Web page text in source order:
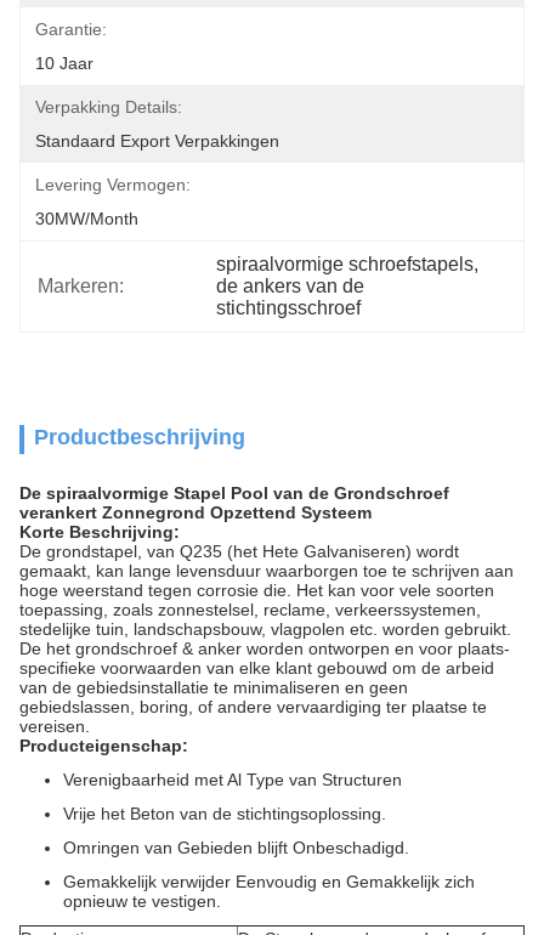
Garantie:
10 Jaar
Verpakking Details:
Standaard Export Verpakkingen
Levering Vermogen:
30MW/month
Markeren:
spiraalvormige schroefstapels,
de ankers van de
stichtingsschroef
Productbeschrijving
De spiraalvormige Stapel Pool van de Grondschroef
verankert Zonnegrond Opzettend Systeem
Korte Beschrijving:
De grondstapel, van Q235 (het Hete Galvaniseren) wordt
gemaakt, kan lange levensduur waarborgen toe te schrijven aan
hoge weerstand tegen corrosie die. Het kan voor vele soorten
toepassing, zoals zonnestelsel, reclame, verkeerssystemen,
stedelijke tuin, landschapsbouw, vlagpolen etc. worden gebruikt.
De het grondschroef & anker worden ontworpen en voor plaats-
specifieke voorwaarden van elke klant gebouwd om de arbeid
van de gebiedsinstallatie te minimaliseren en geen
gebiedslassen, boring, of andere vervaardiging ter plaatse te
vereisen.
Producteigenschap:
Verenigbaarheid met Al Type van Structuren
Vrije het Beton van de stichtingsoplossing.
Omringen van Gebieden blijft Onbeschadigd.
Gemakkelijk verwijder Eenvoudig en Gemakkelijk zich
opnieuw te vestigen.